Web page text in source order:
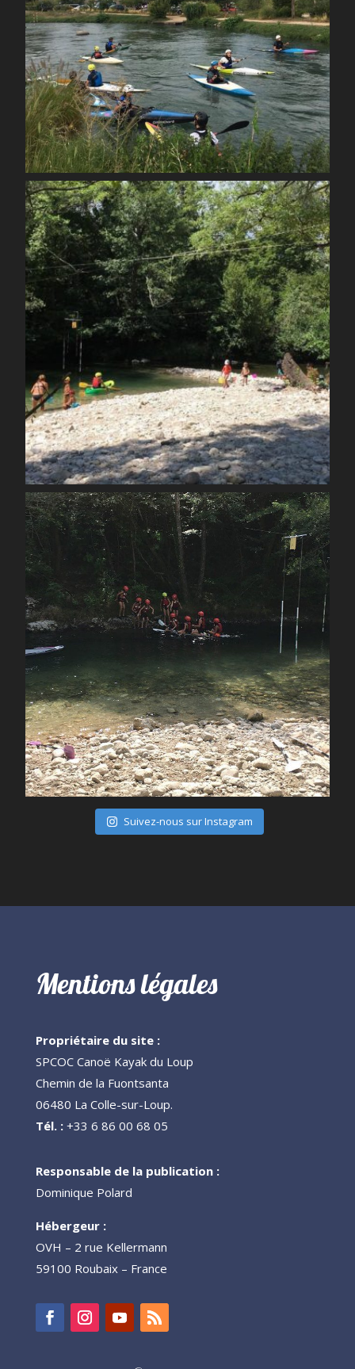
Août 26
spcoccanoekayakduloup
Août 12
spcoccanoekayakduloup
Juil 28
Suivez-nous sur Instagram
Mentions légales
Propriétaire du site :
SPCOC Canoë Kayak du Loup
Chemin de la Fuontsanta
06480 La Colle-sur-Loup.
Tél. :+33 6 86 00 68 05
Responsable de la publication :
Dominique Polard
Hébergeur :
OVH – 2 rue Kellermann
59100 Roubaix – France